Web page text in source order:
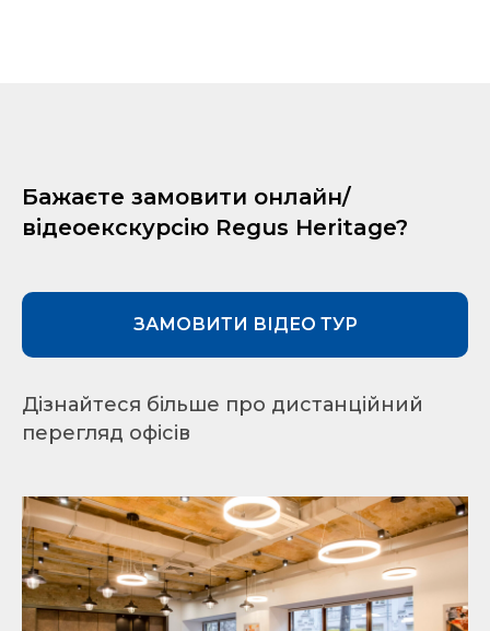
Бажаєте замовити онлайн/
відеоекскурсію Regus Heritage?
ЗАМОВИТИ ВІДЕО ТУР
Дізнайтеся більше про дистанційний
перегляд офісів